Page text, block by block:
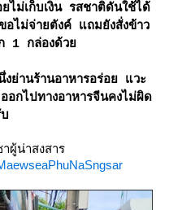
ไม่เก็บเงิน รสชาติดันใช้ได้
อไม่จ่ายตังค์ แถมยังสั่งข้าว
1 กล่องด้ว
ย่านร้านอาหารอร่อย แวะ
อกไปทางอาหารจีนคงไม่ผิด
ผู้น่าสงสาร